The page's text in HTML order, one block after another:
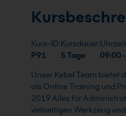
Kurs-ID:
P91
Kursdauer:
5 Tage
09:00
Unser Kebel Team bietet
als Online Training und
2019 Alles für
vielseitigen Werkzeug